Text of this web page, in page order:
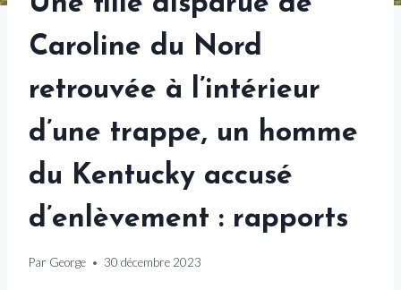
Caroline du Nord
retrouvée à l’intérieur
d’une trappe, un homme
du Kentucky accusé
d’enlèvement : rapports
Par George 30 décembre 2023